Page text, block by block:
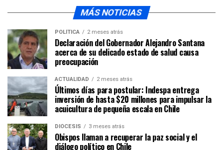
MÁS NOTICIAS
POLÍTICA 2 meses atrás
Declaración del Gobernador Alejandro Santana
acerca de su delicado estado de salud causa
preocupación
ACTUALIDAD 2 meses atrás
Últimos días para postular: Indespa entrega
inversión de hasta $20 millones para impulsar la
acuicultura de pequeña escala en Chile
DIÓCESIS 3 meses atrás
Obispos llaman a recuperar la paz social y el
diálogo político en Chile